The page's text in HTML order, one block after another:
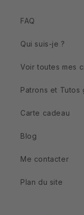
FAQ
Qui suis-je ?
Voir toutes mes
Patrons et Tutos
Carte cadeau
Blog
Me contacter
Plan du site